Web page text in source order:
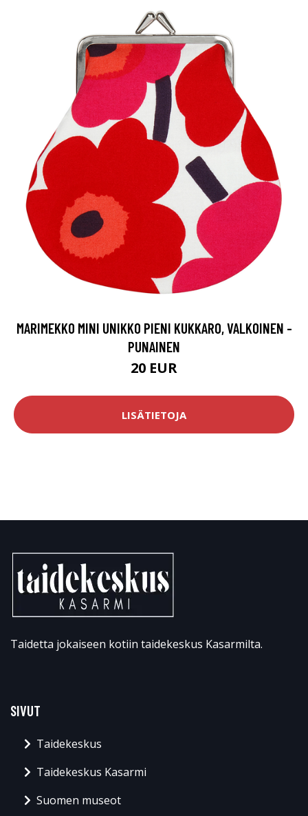
MARIMEKKO MINI UNIKKO PIENI KUKKARO, VALKOINEN -
PUNAINEN
20 EUR
LISÄTIETOJA
Taidetta jokaiseen kotiin taidekeskus Kasarmilta.
SIVUT
Taidekeskus
Taidekeskus Kasarmi
Suomen museot